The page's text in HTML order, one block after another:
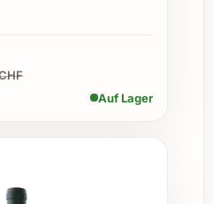
&
Palladius 2022 eignet
Begleiter zu gehobenen
als Highlight bei einer
Auf Lager